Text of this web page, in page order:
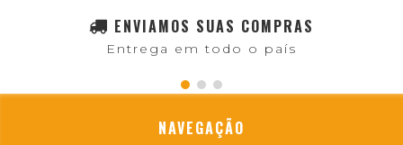
ENVIAMOS SUAS COMPRAS
Entrega em todo o país
NAVEGAÇÃO